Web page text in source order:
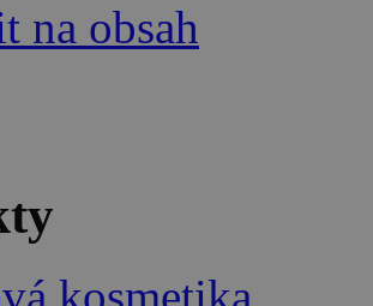
na obsah